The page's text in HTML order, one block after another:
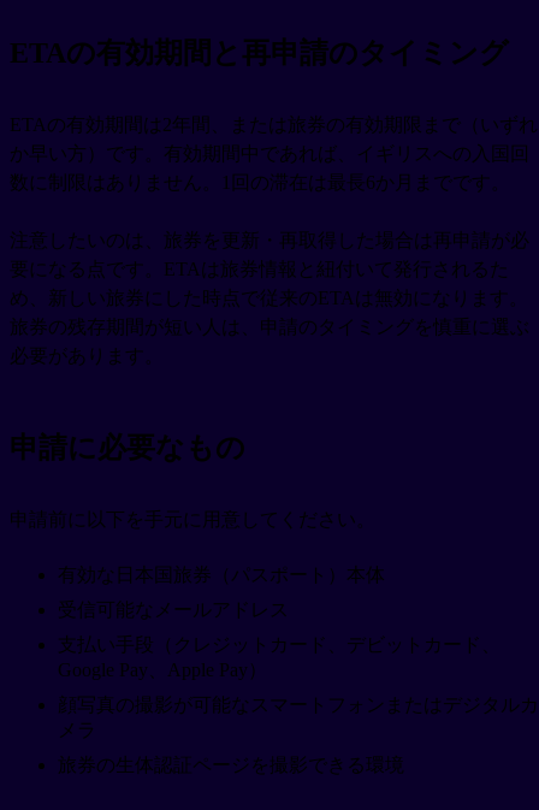
ETAの有効期間と再申請のタイミング
ETAの有効期間は2年間、または旅券の有効期限まで（いずれ
か早い方）です。有効期間中であれば、イギリスへの入国回
数に制限はありません。1回の滞在は最長6か月までです。
注意したいのは、旅券を更新・再取得した場合は再申請が必
要になる点です。ETAは旅券情報と紐付いて発行されるた
め、新しい旅券にした時点で従来のETAは無効になります。
旅券の残存期間が短い人は、申請のタイミングを慎重に選ぶ
必要があります。
申請に必要なもの
申請前に以下を手元に用意してください。
有効な日本国旅券（パスポート）本体
受信可能なメールアドレス
支払い手段（クレジットカード、デビットカード、
Google Pay、Apple Pay）
顔写真の撮影が可能なスマートフォンまたはデジタルカ
メラ
旅券の生体認証ページを撮影できる環境